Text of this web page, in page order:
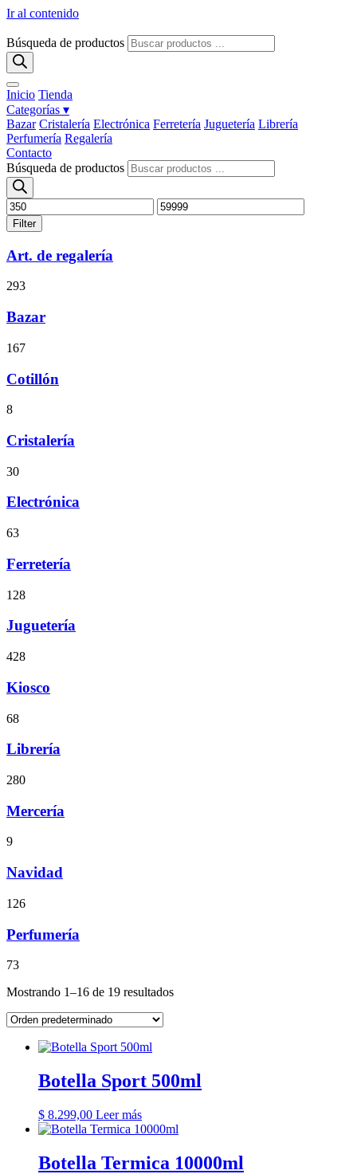
Ir al contenido
Búsqueda de productos
Inicio Tienda
Categorías ▾
Bazar Cristalería Electrónica Ferretería Juguetería Librería
Perfumería Regalería
Contacto
Búsqueda de productos
Filter
Art. de regalería
293
Bazar
167
Cotillón
8
Cristalería
30
Electrónica
63
Ferretería
128
Juguetería
428
Kiosco
68
Librería
280
Mercería
9
Navidad
126
Perfumería
73
Mostrando 1–16 de 19 resultados
Botella Sport 500ml
$ 8.299,00 Leer más
Botella Termica 10000ml